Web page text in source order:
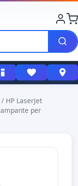
/ HP LaserJet
per